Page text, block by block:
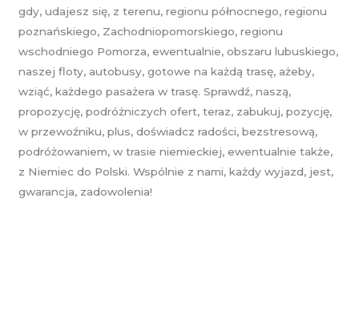
gdy, udajesz się, z terenu, regionu północnego, regionu
poznańskiego, Zachodniopomorskiego, regionu
wschodniego Pomorza, ewentualnie, obszaru lubuskiego,
naszej floty, autobusy, gotowe na każdą trasę, ażeby,
wziąć, każdego pasażera w trasę. Sprawdź, naszą,
propozycję, podróżniczych ofert, teraz, zabukuj, pozycję,
w przewoźniku, plus, doświadcz radości, bezstresową,
podróżowaniem, w trasie niemieckiej, ewentualnie także,
z Niemiec do Polski. Wspólnie z nami, każdy wyjazd, jest,
gwarancja, zadowolenia!